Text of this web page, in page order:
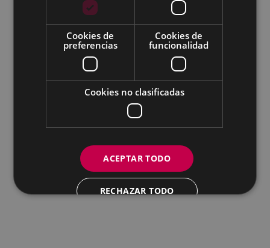
Eibarko Udala - Untzaga plaza, 1 | 20600 Eibar
Tfnoa.: 943 70 84 00 / 010 | Faxa: 943 70 84 16 |
IFZ: P2003100A | DIR3 L01200300
Cookies de
preferencias
Cookies de
funcionalidad
Cookies no clasificadas
ACEPTAR TODO
RECHAZAR TODO